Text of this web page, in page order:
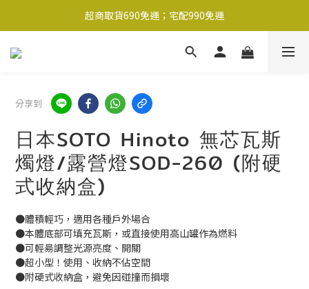
超商取貨690免運；宅配990免運
超商取貨690免運；宅配990免運
1-2工作天內出貨
分享到
日本SOTO Hinoto 無芯瓦斯
燭燈/露營燈SOD-260 (附硬
式收納盒)
●體積輕巧，適用各種戶外場合
●本體底部可填充瓦斯，或直接使用高山罐作為燃料
●可輕昜調整光源亮度、開關
●超小型！使用、收納不佔空間
●附硬式收納盒，避免因碰撞而損壞